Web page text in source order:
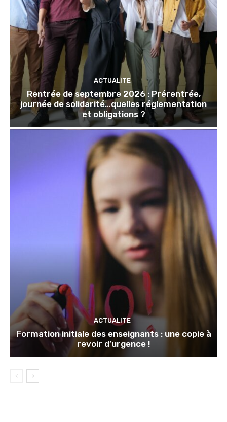
ACTUALITE
Rentrée de septembre 2026 : Prérentrée,
journée de solidarité…quelles réglementation
et obligations ?
ACTUALITE
Formation initiale des enseignants : une copie à
revoir d’urgence !